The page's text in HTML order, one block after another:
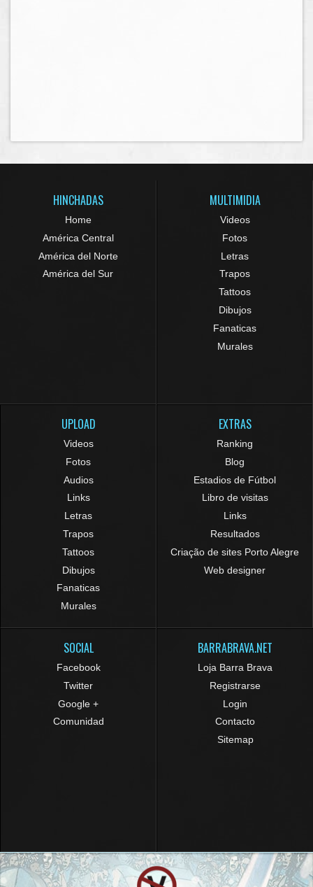
HINCHADAS
Home
América Central
América del Norte
América del Sur
MULTIMIDIA
Videos
Fotos
Letras
Trapos
Tattoos
Dibujos
Fanaticas
Murales
UPLOAD
Videos
Fotos
Audios
Links
Letras
Trapos
Tattoos
Dibujos
Fanaticas
Murales
EXTRAS
Ranking
Blog
Estadios de Fútbol
Libro de visitas
Links
Resultados
Criação de sites Porto Alegre
Web designer
SOCIAL
Facebook
Twitter
Google +
Comunidad
BARRABRAVA.NET
Loja Barra Brava
Registrarse
Login
Contacto
Sitemap